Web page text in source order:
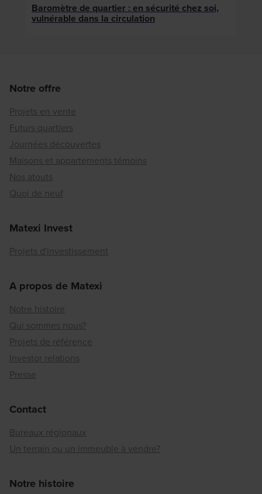
Baromètre de quartier : en sécurité chez soi,
vulnérable dans la circulation
Notre offre
Projets en vente
Futurs quartiers
Journées découvertes
Maisons et appartements témoins
Nos atouts
Quoi de neuf
Matexi Invest
Projets d'investissement
A propos de Matexi
Notre histoire
Qui sommes nous?
Projets de référence
Investor relations
Presse
Contact
Bureaux régionaux
Un terrain ou un immeuble à vendre?
Notre histoire